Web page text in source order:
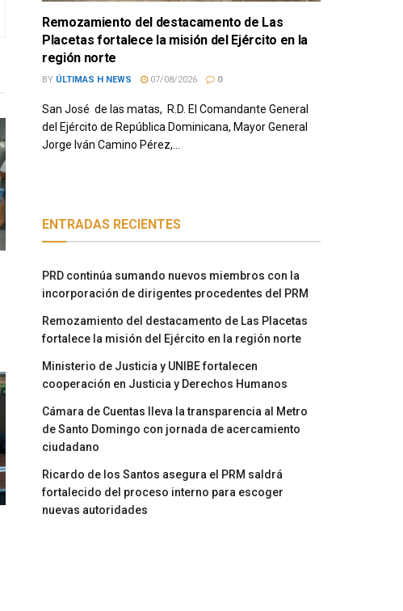
Remozamiento del destacamento de Las
Placetas fortalece la misión del Ejército en la
región norte
BY ÚLTIMAS H NEWS 07/08/2026 0
San José de las matas, R.D. El Comandante General
del Ejército de República Dominicana, Mayor General
Jorge Iván Camino Pérez,...
ENTRADAS RECIENTES
PRD continúa sumando nuevos miembros con la
incorporación de dirigentes procedentes del PRM
Remozamiento del destacamento de Las Placetas
fortalece la misión del Ejército en la región norte
Ministerio de Justicia y UNIBE fortalecen
cooperación en Justicia y Derechos Humanos
Cámara de Cuentas lleva la transparencia al Metro
de Santo Domingo con jornada de acercamiento
ciudadano
Ricardo de los Santos asegura el PRM saldrá
fortalecido del proceso interno para escoger
nuevas autoridades